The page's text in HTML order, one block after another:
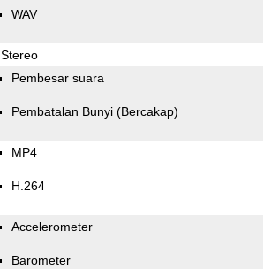
WAV
Stereo
Pembesar suara
Pembatalan Bunyi (Bercakap)
MP4
H.264
Accelerometer
Barometer